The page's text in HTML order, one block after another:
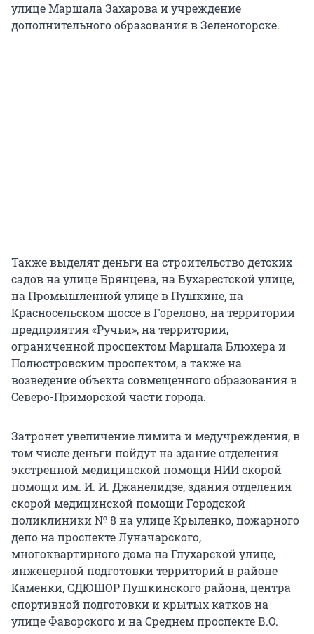
улице Маршала Захарова и учреждение
дополнительного образования в Зеленогорске.
Также выделят деньги на строительство детских
садов на улице Брянцева, на Бухарестской улице,
на Промышленной улице в Пушкине, на
Красносельском шоссе в Горелово, на территории
предприятия «Ручьи», на территории,
ограниченной проспектом Маршала Блюхера и
Полюстровским проспектом, а также на
возведение объекта совмещенного образования в
Северо-Приморской части города.
Затронет увеличение лимита и медучреждения, в
том числе деньги пойдут на здание отделения
экстренной медицинской помощи НИИ скорой
помощи им. И. И. Джанелидзе, здания отделения
скорой медицинской помощи Городской
поликлиники № 8 на улице Крыленко, пожарного
депо на проспекте Луначарского,
многоквартирного дома на Глухарской улице,
инженерной подготовки территорий в районе
Каменки, СДЮШОР Пушкинского района, центра
спортивной подготовки и крытых катков на
улице Фаворского и на Среднем проспекте В.О.